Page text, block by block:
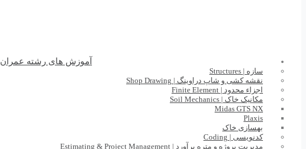
آموزش های رشته عمران
سازه | Structures
نقشه کشی و شاپ دراوینگ | Shop Drawing
اجزاء محدود | Finite Element
مکانیک خاک | Soil Mechanics
Midas GTS NX
Plaxis
بهسازی خاک
کدنویسی | Coding
مدیریت پروژه و متره برآورد | Estimating & Project Management